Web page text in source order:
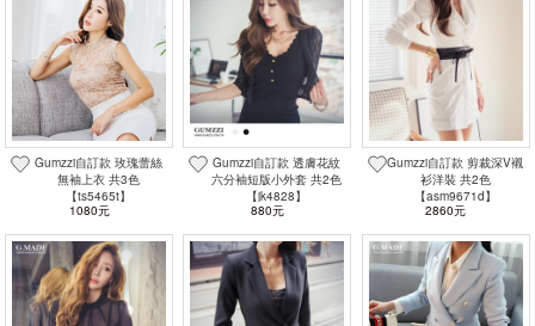
Gumzzi自訂款 玫瑰蕾絲
無袖上衣 共3色
【ts5465t】
1080元
Gumzzi自訂款 透膚花紋
六分袖短版小外套 共2色
【jk4828】
880元
Gumzzi自訂款 剪裁深V襯
衫洋裝 共2色
【asm9671d】
2860元